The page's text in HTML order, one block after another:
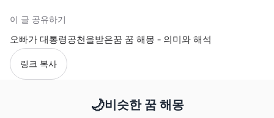
이 글 공유하기
오빠가 대통령공천을받은꿈 꿈 해몽 - 의미와 해석
링크 복사
🌙비슷한 꿈 해몽